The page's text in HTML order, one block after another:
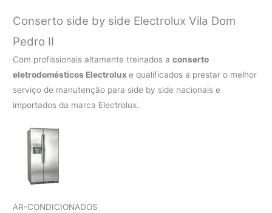
Conserto side by side Electrolux Vila Dom
Pedro II
Com profissionais altamente treinados aconserto
eletrodomésticos Electroluxe qualificados a prestar o melhor
serviço de manutenção para side by side nacionais e
importados da marca Electrolux.
AR-CONDICIONADOS